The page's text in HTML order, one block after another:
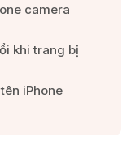
camera
khi trang bị
iPhone